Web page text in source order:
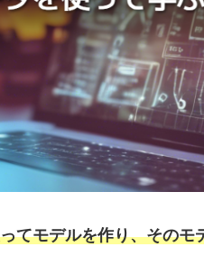
てモデルを作り、その